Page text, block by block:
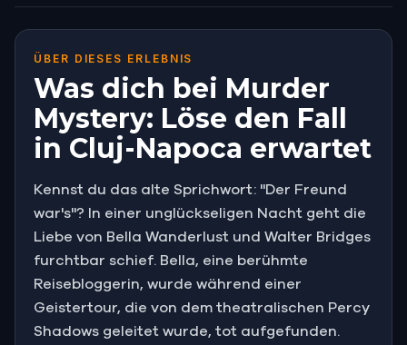
ÜBER DIESES ERLEBNIS
Was dich bei Murder
Mystery: Löse den Fall
in Cluj-Napoca erwartet
Kennst du das alte Sprichwort: "Der Freund
war's"? In einer unglückseligen Nacht geht die
Liebe von Bella Wanderlust und Walter Bridges
furchtbar schief. Bella, eine berühmte
Reisebloggerin, wurde während einer
Geistertour, die von dem theatralischen Percy
Shadows geleitet wurde, tot aufgefunden.